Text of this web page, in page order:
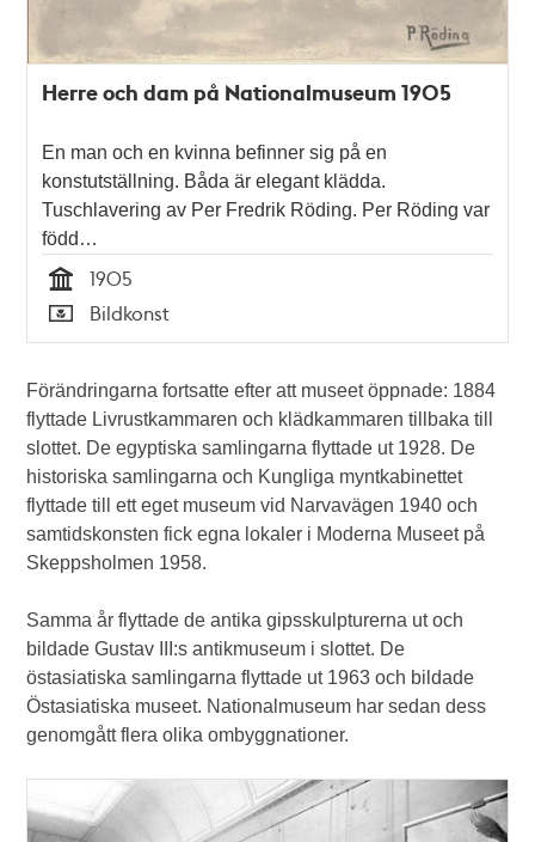
Herre och dam på Nationalmuseum 1905
En man och en kvinna befinner sig på en
konstutställning. Båda är elegant klädda.
Tuschlavering av Per Fredrik Röding. Per Röding var
född…
Tid
1905
Typ
Bildkonst
Förändringarna fortsatte efter att museet öppnade: 1884
flyttade Livrustkammaren och klädkammaren tillbaka till
slottet. De egyptiska samlingarna flyttade ut 1928. De
historiska samlingarna och Kungliga myntkabinettet
flyttade till ett eget museum vid Narvavägen 1940 och
samtidskonsten fick egna lokaler i Moderna Museet på
Skeppsholmen 1958.
Samma år flyttade de antika gipsskulpturerna ut och
bildade Gustav III:s antikmuseum i slottet. De
östasiatiska samlingarna flyttade ut 1963 och bildade
Östasiatiska museet. Nationalmuseum har sedan dess
genomgått flera olika ombyggnationer.